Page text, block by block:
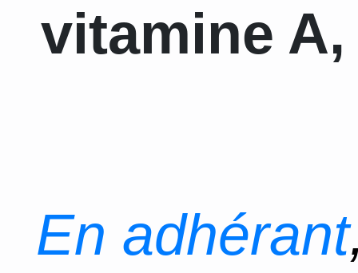
vitamine A,
En adhérant